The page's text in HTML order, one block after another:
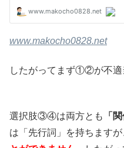
www.makocho0828.net
したがってまず①②が不適
選択肢③④は両方とも 「
は「先行詞」を持ちますが